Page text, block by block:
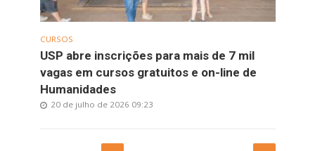
CURSOS
USP abre inscrições para mais de 7 mil
vagas em cursos gratuitos e on-line de
Humanidades
20 de julho de 2026 09:23